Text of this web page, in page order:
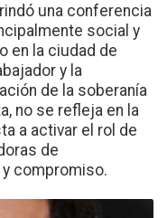
una conferencia
social y
en la ciudad de
y la
de la soberanía
no se refleja en la
a activar el rol de
de
compromiso.